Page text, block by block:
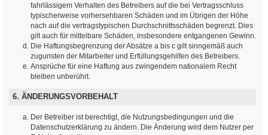
fahrlässigem Verhalten des Betreibers auf die bei Vertragsschluss
typischerweise vorhersehbaren Schäden und im Übrigen der Höhe
nach auf die vertragstypischen Durchschnittsschäden begrenzt. Dies
gilt auch für mittelbare Schäden, insbesondere entgangenen Gewinn.
Die Haftungsbegrenzung der Absätze a bis c gilt sinngemäß auch
zugunsten der Mitarbeiter und Erfüllungsgehilfen des Betreibers.
Ansprüche für eine Haftung aus zwingendem nationalem Recht
bleiben unberührt.
6. ÄNDERUNGSVORBEHALT
Der Betreiber ist berechtigt, die Nutzungsbedingungen und die
Datenschutzerklärung zu ändern. Die Änderung wird dem Nutzer per